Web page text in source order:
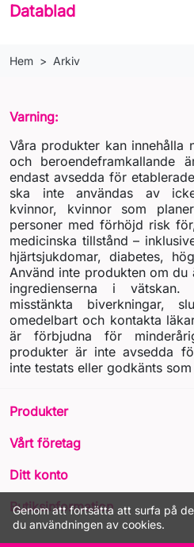
Genom att fortsätta att surfa på
du användningen av cookies.
Datablad
Hem Arkiv
Varning:
Våra produkter kan
och beroendeframkallande
endast avsedda för
ska inte användas av
kvinnor, kvinnor som
personer med förhöjd risk
medicinska tillstånd –
hjärtsjukdomar, diabetes,
Använd inte produkten om
ingredienserna i
misstänkta biverkningar,
omedelbart och kontakta
är förbjudna för
produkter är inte avsedda
inte testats eller godkänts
Produkter
Vårt företag
Ditt konto
Butiksinformation